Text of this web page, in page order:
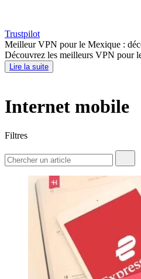
Trustpilot
Meilleur VPN pour le Mexique :
Découvrez les meilleurs VPN pour
Lire la suite
Internet mobile
Filtres